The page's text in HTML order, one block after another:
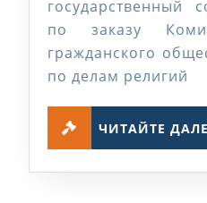
государственный
по заказу
гражданского
по делам религий
ЧИТАЙТЕ